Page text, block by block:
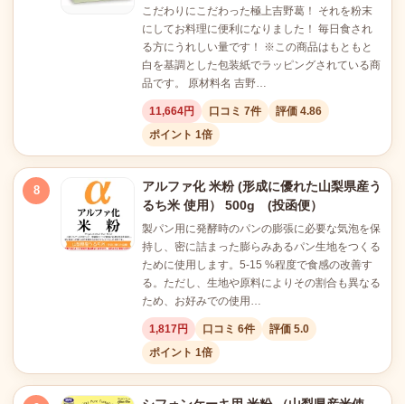
こだわりにこだわった極上吉野葛！ それを粉末
にしてお料理に便利になりました！ 毎日食され
る方にうれしい量です！ ※この商品はもともと
白を基調とした包装紙でラッピングされている商
品です。 原材料名 吉野…
11,664円 口コミ 7件
評価 4.86
ポイント 1倍
8
アルファ化 米粉 (形成に優れた山梨県産う
るち米 使用） 500g (投函便）
製パン用に発酵時のパンの膨張に必要な気泡を保
持し、密に詰まった膨らみあるパン生地をつくる
ために使用します。5-15 %程度で食感の改善す
る。ただし、生地や原料によりその割合も異なる
ため、お好みでの使用…
1,817円 口コミ 6件
評価 5.0
ポイント 1倍